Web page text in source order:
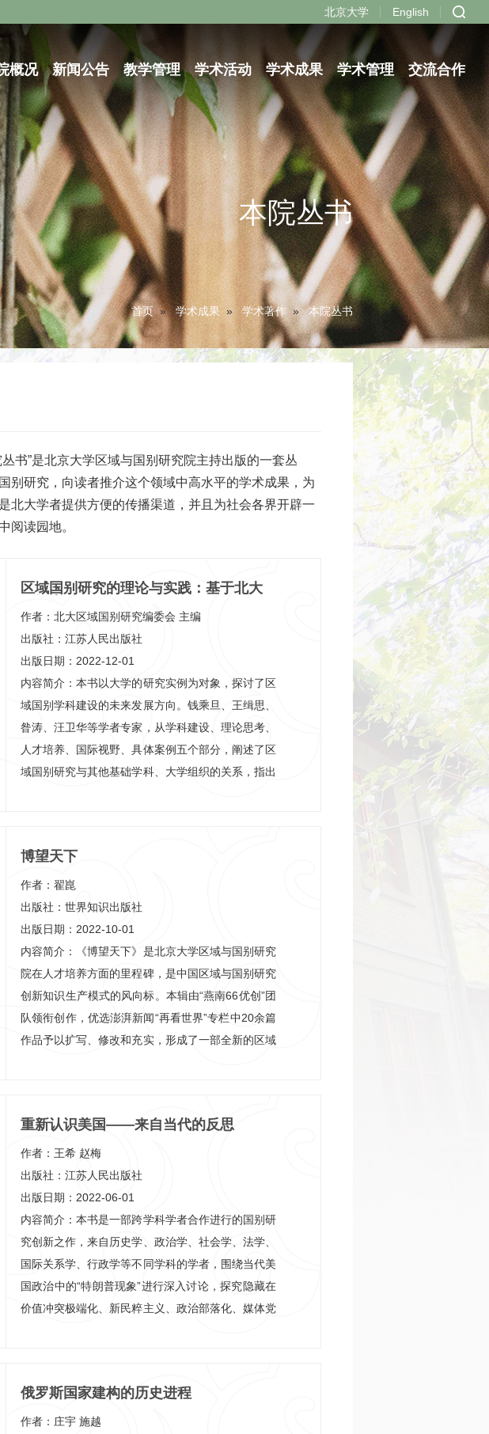
北京大学 English
概况 新闻公告 教学管理 学术活动 学术成果 学术管理 交流合作
本院丛书
首页 » 学术成果 » 学术著作 » 本院丛书
书”是北京大学区域与国别研究院主持出版的一套丛
别研究，向读者推介这个领域中高水平的学术成果，为
北大学者提供方便的传播渠道，并且为社会各界开辟一
阅读园地。
区域国别研究的理论与实践：基于北大
作者：北大区域国别研究编委会 主编
出版社：江苏人民出版社
出版日期：2022-12-01
内容简介：本书以大学的研究实例为对象，探讨了区
域国别学科建设的未来发展方向。钱乘旦、王缉思、
昝涛、汪卫华等学者专家，从学科建设、理论思考、
人才培养、国际视野、具体案例五个部分，阐述了区
域国别研究与其他基础学科、大学组织的关系，指出
性和有效性。在人才培养方面，强调要兼顾“通
才”与“专才”的培养，要有跨学科人才，也要有精专某
一方面的人才。本书所选文章体现了国内学者在该领
域的新研究成果。
博望天下
作者：翟崑
出版社：世界知识出版社
出版日期：2022-10-01
内容简介：《博望天下》是北京大学区域与国别研究
院在人才培养方面的里程碑，是中国区域与国别研究
创新知识生产模式的风向标。本辑由“燕南66优创”团
队领衔创作，优选澎湃新闻“再看世界”专栏中20余篇
作品予以扩写、修改和充实，形成了一部全新的区域
心，剖析变局表象下的深层逻辑，呈现舆论漩涡中的
冷静思考，分享艰难世事中的希望曙光，持续引领专
业、客观、独特的区域国别研究思潮。
重新认识美国——来自当代的反思
作者：王希 赵梅
出版社：江苏人民出版社
出版日期：2022-06-01
内容简介：本书是一部跨学科学者合作进行的国别研
究创新之作，来自历史学、政治学、社会学、法学、
国际关系学、行政学等不同学科的学者，围绕当代美
国政治中的“特朗普现象”进行深入讨论，探究隐藏在
价值冲突极端化、新民粹主义、政治部落化、媒体党
作者认为，所谓“特朗普现象”正在演变成为21世纪美
国的一种新政治符号和政治生态，并将影响未来美国
俄罗斯国家建构的历史进程
作者：庄宇 施越